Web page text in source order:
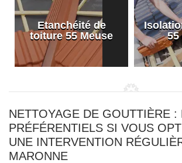
Etanchéité de
toiture 55 Meuse
55
NETTOYAGE DE GOUTTIÈRE :
PRÉFÉRENTIELS SI VOUS
UNE INTERVENTION
MARONNE